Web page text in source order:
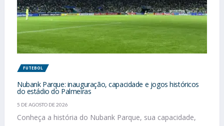
FUTEBOL
Nubank Parque: inauguração, capacidade e jogos históricos
do estádio do Palmeiras
5 DE AGOSTO DE 2026
Conheça a história do Nubank Parque, sua capacidade,